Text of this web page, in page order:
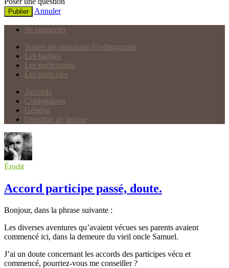
Publier Annuler
Se connecter
Toutes les questions d’orthographe
Les badges
Les participants
Les mots clés
Accords
Conjugaison
Général
Question de langue
Érudit
Accord participe passé, doute.
Bonjour, dans la phrase suivante :
Les diverses aventures qu’avaient vécues ses parents avaient
commencé ici, dans la demeure du vieil oncle Samuel.
J’ai un doute concernant les accords des participes vécu et
commencé, pourriez-vous me conseiller ?